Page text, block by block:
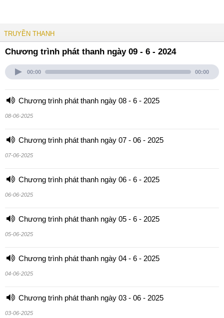
TRUYỀN THANH
Chương trình phát thanh ngày 09 - 6 - 2024
00:00 00:00
Chương trình phát thanh ngày 08 - 6 - 2025
08-06-2025
Chương trình phát thanh ngày 07 - 06 - 2025
07-06-2025
Chương trình phát thanh ngày 06 - 6 - 2025
06-06-2025
Chương trình phát thanh ngày 05 - 6 - 2025
05-06-2025
Chương trình phát thanh ngày 04 - 6 - 2025
04-06-2025
Chương trình phát thanh ngày 03 - 06 - 2025
03-06-2025